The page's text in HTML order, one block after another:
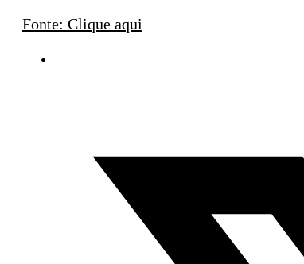
Fonte: Clique aqui